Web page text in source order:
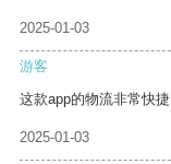
2025-01-03
游客
这款app的物流非常快
2025-01-03